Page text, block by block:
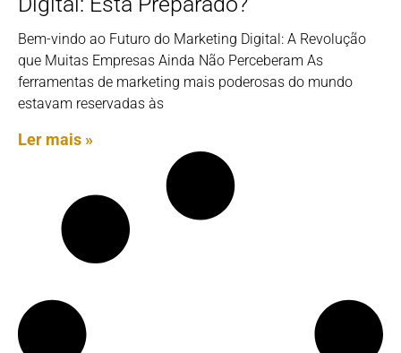
Bem-vindo ao Futuro do Marketing Digital: A Revolução
que Muitas Empresas Ainda Não Perceberam As
ferramentas de marketing mais poderosas do mundo
estavam reservadas às
Ler mais »